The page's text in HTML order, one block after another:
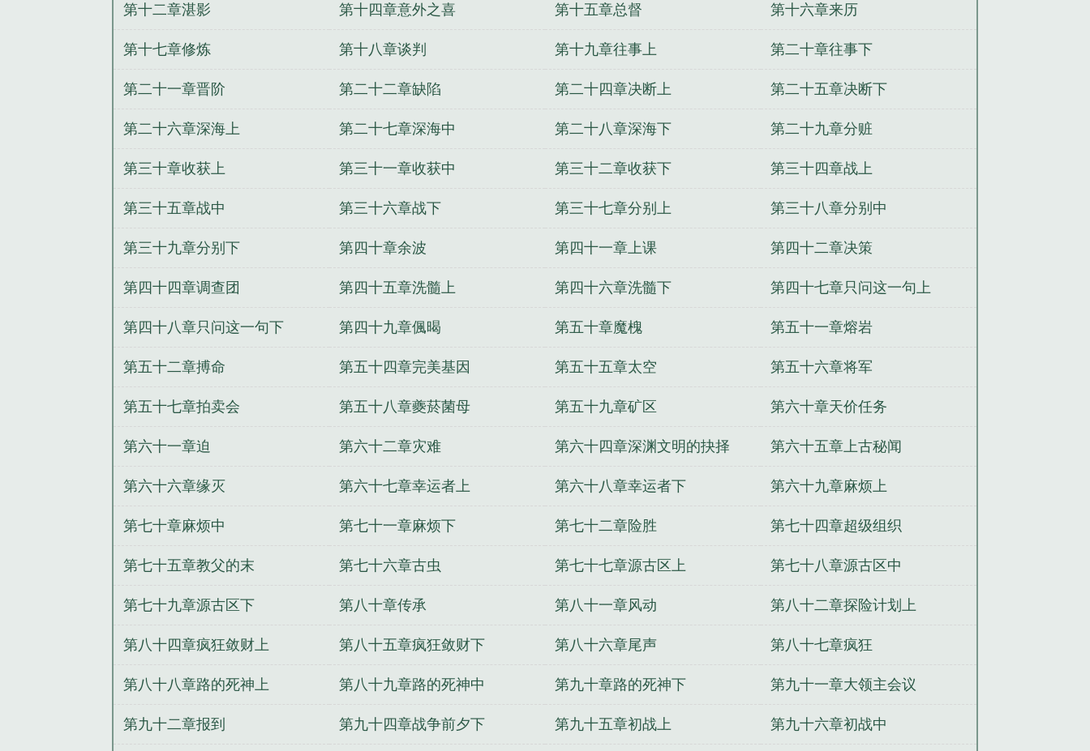
第十二章湛影 第十四章意外之喜 第十五章总督 第十六章来历
第十七章修炼 第十八章谈判 第十九章往事上 第二十章往事下
第二十一章晋阶 第二十二章缺陷 第二十四章决断上 第二十五章决断下
第二十六章深海上 第二十七章深海中 第二十八章深海下 第二十九章分赃
第三十章收获上 第三十一章收获中 第三十二章收获下 第三十四章战上
第三十五章战中 第三十六章战下 第三十七章分别上 第三十八章分别中
第三十九章分别下 第四十章余波 第四十一章上课 第四十二章决策
第四十四章调查团 第四十五章洗髓上 第四十六章洗髓下 第四十七章只问这一句上
第四十八章只问这一句下 第四十九章偑暍 第五十章魔槐 第五十一章熔岩
第五十二章搏命 第五十四章完美基因 第五十五章太空 第五十六章将军
第五十七章拍卖会 第五十八章夔菸菌母 第五十九章矿区 第六十章天价任务
第六十一章迫 第六十二章灾难 第六十四章深渊文明的抉择 第六十五章上古秘闻
第六十六章缘灭 第六十七章幸运者上 第六十八章幸运者下 第六十九章麻烦上
第七十章麻烦中 第七十一章麻烦下 第七十二章险胜 第七十四章超级组织
第七十五章教父的末 第七十六章古虫 第七十七章源古区上 第七十八章源古区中
第七十九章源古区下 第八十章传承 第八十一章风动 第八十二章探险计划上
第八十四章疯狂敛财上 第八十五章疯狂敛财下 第八十六章尾声 第八十七章疯狂
第八十八章路的死神上 第八十九章路的死神中 第九十章路的死神下 第九十一章大领主会议
第九十二章报到 第九十四章战争前夕下 第九十五章初战上 第九十六章初战中